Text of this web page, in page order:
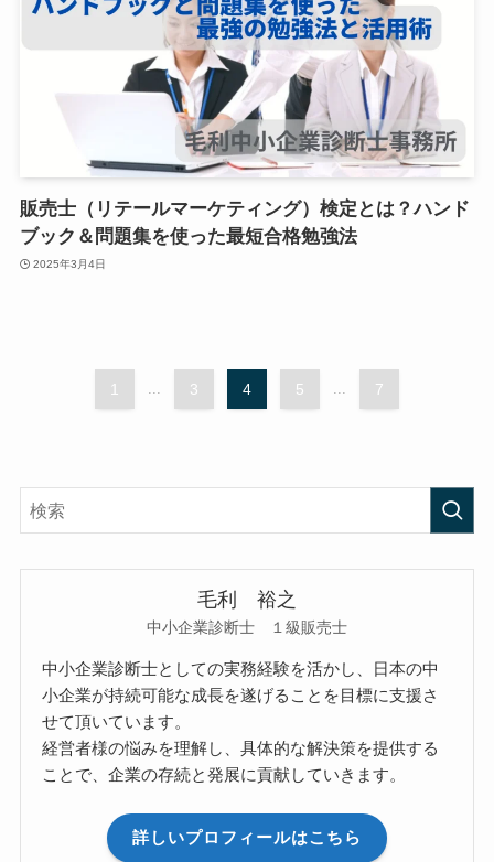
販売士（リテールマーケティング）検定とは？ハンド
ブック＆問題集を使った最短合格勉強法
2025年3月4日
1 ... 3 4 5 ... 7
毛利 裕之
中小企業診断士 １級販売士
中小企業診断士としての実務経験を活かし、日本の中
小企業が持続可能な成長を遂げることを目標に支援さ
せて頂いています。
経営者様の悩みを理解し、具体的な解決策を提供する
ことで、企業の存続と発展に貢献していきます。
詳しいプロフィールはこちら